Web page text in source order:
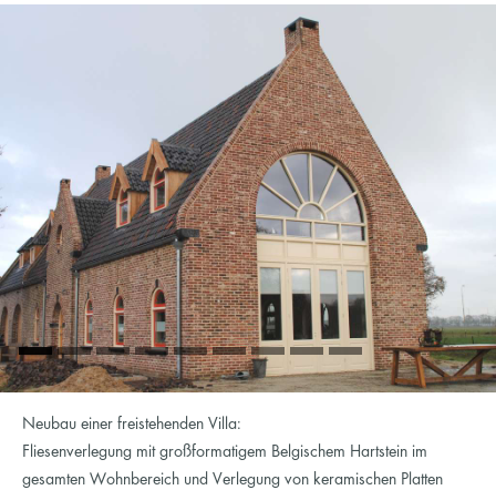
Neubau einer freistehenden Villa:
Fliesenverlegung mit großformatigem Belgischem Hartstein im
gesamten Wohnbereich und Verlegung von keramischen Platten